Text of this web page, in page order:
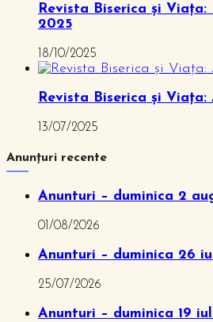
Revista Biserica și Viața:
2025
18/10/2025
Revista Biserica și
13/07/2025
Anunțuri recente
Anunturi – duminica 2
01/08/2026
Anunturi – duminica 26
25/07/2026
Anunturi – duminica 19